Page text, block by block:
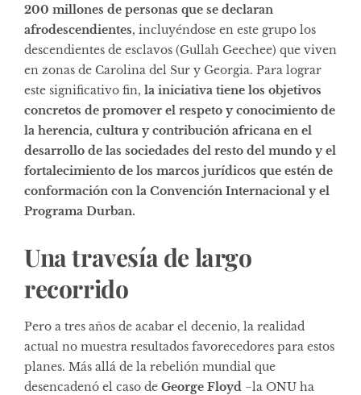
200 millones de personas que se declaran
afrodescendientes, incluyéndose en este grupo los
descendientes de esclavos (Gullah Geechee) que viven
en zonas de Carolina del Sur y Georgia. Para lograr
este significativo fin, la iniciativa tiene los objetivos
concretos de promover el respeto y conocimiento de
la herencia, cultura y contribución africana en el
desarrollo de las sociedades del resto del mundo y el
fortalecimiento de los marcos jurídicos que estén de
conformación con la Convención Internacional y el
Programa Durban.
Una travesía de largo
recorrido
Pero a tres años de acabar el decenio, la realidad
actual no muestra resultados favorecedores para estos
planes. Más allá de la rebelión mundial que
desencadenó el caso de George Floyd −la ONU ha